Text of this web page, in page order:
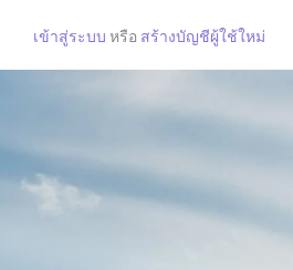
เข้าสู่ระบบ หรือ สร้างบัญชีผู้ใช้ใหม่